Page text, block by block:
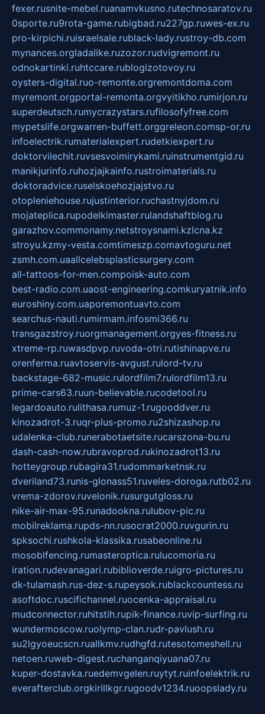
fexer.rusnite-mebel.ruanamvkusno.rutechnosaratov.ru
0sporte.ru9rota-game.rubigbad.ru227gp.ruwes-ex.ru
pro-kirpichi.ruisraelsale.rublack-lady.rustroy-db.com
mynances.orgladalike.ruzozor.rudvigremont.ru
odnokartinki.ruhtccare.rublogizotovoy.ru
oysters-digital.ruo-remonte.orgremontdoma.com
myremont.orgportal-remonta.orgvyitikho.rumirjon.ru
superdeutsch.rumycrazystars.rufilosofyfree.com
mypetslife.orgwarren-buffett.orggreleon.comsp-or.ru
infoelectrik.rumaterialexpert.rudetkiexpert.ru
doktorvilechit.ruvsesvoimirykami.ruinstrumentgid.ru
manikjurinfo.ruhozjajkainfo.rustroimaterials.ru
doktoradvice.ruselskoehozjajstvo.ru
otopleniehouse.rujustinterior.ruchastnyjdom.ru
mojateplica.rupodelkimaster.rulandshaftblog.ru
garazhov.commonamy.netstroysnami.kzlcna.kz
stroyu.kzmy-vesta.comtimeszp.comavtoguru.net
zsmh.com.uaallcelebsplasticsurgery.com
all-tattoos-for-men.compoisk-auto.com
best-radio.com.uaost-engineering.comkuryatnik.info
euroshiny.com.uaporemontuavto.com
searchus-nauti.rumirmam.infosmi366.ru
transgazstroy.ruorgmanagement.orgyes-fitness.ru
xtreme-rp.ruwasdpvp.ruvoda-otri.rutishinapve.ru
orenferma.ruavtoservis-avgust.rulord-tv.ru
backstage-682-music.rulordfilm7.rulordfilm13.ru
prime-cars63.ruun-believable.rucodetool.ru
legardoauto.rulithasa.rumuz-1.rugooddver.ru
kinozadrot-3.ruqr-plus-promo.ru2shizashop.ru
udalenka-club.runerabotaetsite.rucarszona-bu.ru
dash-cash-now.rubravoprod.rukinozadrot13.ru
hotteygroup.rubagira31.rudommarketnsk.ru
dveriland73.runis-glonass51.ruveles-doroga.rutb02.ru
vrema-zdorov.ruvelonik.rusurgutgloss.ru
nike-air-max-95.runadookna.rulubov-pic.ru
mobilreklama.rupds-nn.rusocrat2000.ruvgurin.ru
spksochi.rushkola-klassika.rusabeonline.ru
mosoblfencing.rumasteroptica.rulucomoria.ru
iration.rudevanagari.rubiblioverde.ruigro-pictures.ru
dk-tulamash.rus-dez-s.rupeysok.rublackcountess.ru
asoftdoc.ruscifichannel.ruocenka-appraisal.ru
mudconnector.ruhitstih.rupik-finance.ruvip-surfing.ru
wundermoscow.ruolymp-clan.rudr-pavlush.ru
su2lgyoeucscn.ruallkmv.rudhgfd.rutesotomeshell.ru
netoen.ruweb-digest.ruchanganqiyuana07.ru
kuper-dostavka.ruedemvgelen.ruytyt.ruinfoelektrik.ru
everafterclub.orgkirillkgr.rugoodv1234.ruoopslady.ru